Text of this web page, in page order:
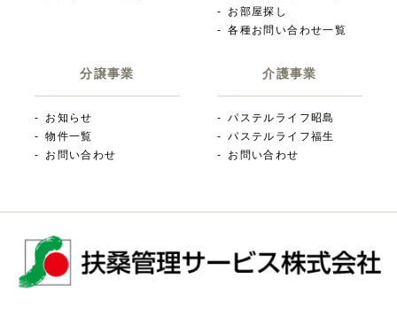
お部屋探し
各種お問い合わせ一覧
分譲事業
お知らせ
物件一覧
お問い合わせ
介護事業
パステルライフ昭島
パステルライフ福生
お問い合わせ